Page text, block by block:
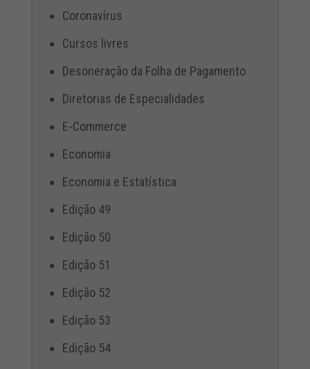
Coronavírus
Cursos livres
Desoneração da Folha de Pagamento
Diretorias de Especialidades
E-Commerce
Economia
Economia e Estatística
Edição 49
Edição 50
Edição 51
Edição 52
Edição 53
Edição 54